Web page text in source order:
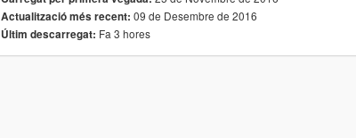
Actualització més recent: 09 de Desembre de 2016
Últim descarregat: Fa 3 hores